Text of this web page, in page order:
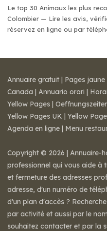
Le top 30 Animaux les plus
Colombier — Lire les avis,
réservez en ligne ou par
Annuaire gratuit | Pages jaune
Canada | Annuario orari |
Yellow Pages |
Yellow Pages UK | Yellow
Agenda en ligne | Menu
Copyright © 2026 | Annuaire-
professionnel qui vous aide à
et fermeture des adresses
adresse, d'un numéro de
d’un plan d'accès ?
par activité et aussi par le
souhaitez contacter et par la